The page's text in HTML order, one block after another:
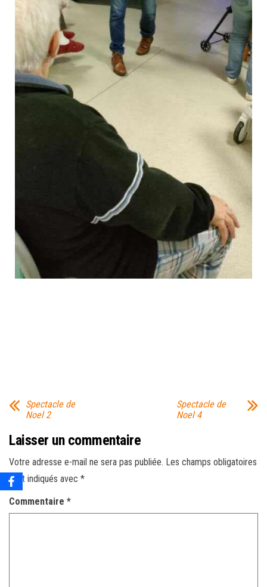
Spectacle de
Noel 2
Spectacle de
Noel 4
Laisser un commentaire
Votre adresse e-mail ne sera pas publiée. Les champs obligatoires
sont indiqués avec *
Commentaire *